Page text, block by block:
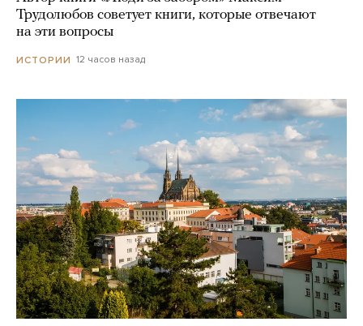
Трудолюбов советует книги, которые отвечают
на эти вопросы
ИСТОРИИ 12 часов назад